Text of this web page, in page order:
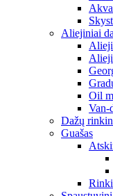
Aliejiniai
Oil
Van-
Dažų
Guašas